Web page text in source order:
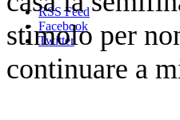
RSS Feed
Facebook
Twitter
stimolo per
continuare a